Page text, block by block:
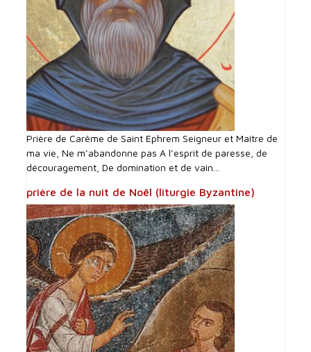
Prière de Carême de Saint Ephrem Seigneur et Maître de
ma vie, Ne m’abandonne pas A l’esprit de paresse, de
découragement, De domination et de vain...
prière de la nuit de Noël (liturgie Byzantine)